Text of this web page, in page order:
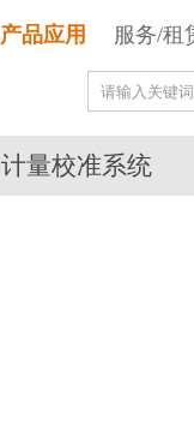
计量校准系统
产品应用 服务/租